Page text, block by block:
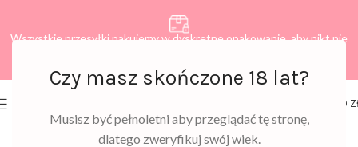
Czy masz skończone 18 lat?
Musisz być pełnoletni aby przeglądać tę stronę,
dlatego zweryfikuj swój wiek.
Wszystkie przesyłki pakujemy w dyskretne opakowanie, aby nikt nie
0,00